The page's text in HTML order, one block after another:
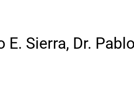
E. Sierra, Dr.